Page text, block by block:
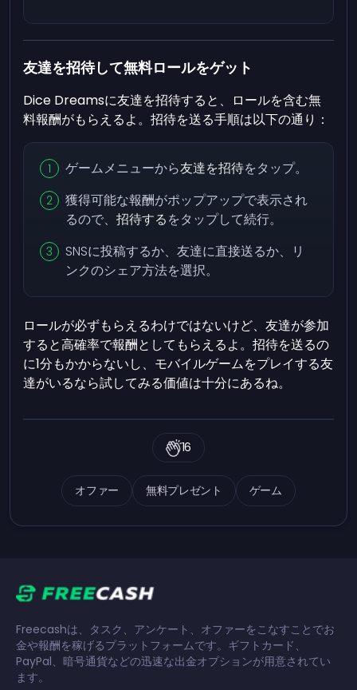
友達を招待して無料ロールをゲット
Dice Dreamsに友達を招待すると、ロールを含む無
料報酬がもらえるよ。招待を送る手順は以下の通り：
ゲームメニューから友達を招待をタップ。
獲得可能な報酬がポップアップで表示され
るので、招待するをタップして続行。
SNSに投稿するか、友達に直接送るか、リ
ンクのシェア方法を選択。
ロールが必ずもらえるわけではないけど、友達が参加
すると高確率で報酬としてもらえるよ。招待を送るの
に1分もかからないし、モバイルゲームをプレイする友
達がいるなら試してみる価値は十分にあるね。
オファー 無料プレゼント ゲーム
16
Freecashは、タスク、アンケート、オファーをこなすことでお
金や報酬を稼げるプラットフォームです。ギフトカード、
PayPal、暗号通貨などの迅速な出金オプションが用意されてい
ます。